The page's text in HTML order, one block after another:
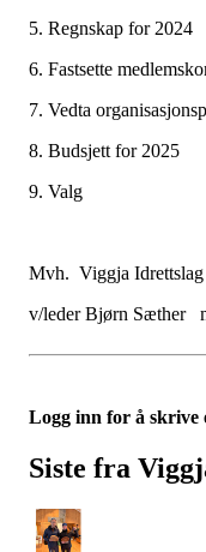
5. Regnskap for 2024
6. Fastsette
7. Vedta
8. Budsjett for 2025
9. Valg
Mvh. Viggja Idrettslag
v/leder Bjørn Sæther
Logg inn for å skrive
Siste fra